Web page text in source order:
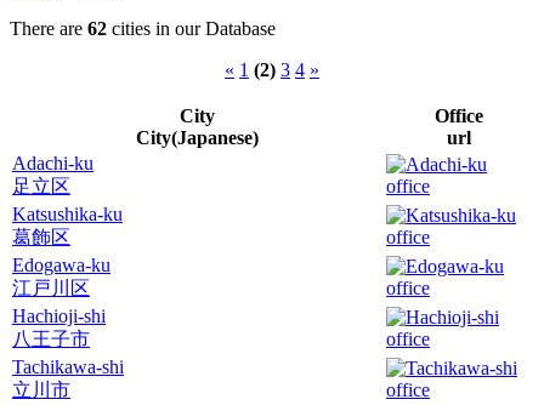
There are 62 cities in our Database
« 1 (2) 3 4 »
City
City(Japanese)
Office
url
Adachi-ku
足立区
Katsushika-ku
葛飾区
Edogawa-ku
江戸川区
Hachioji-shi
八王子市
Tachikawa-shi
立川市